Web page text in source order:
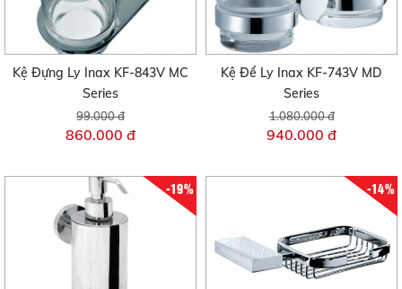
Kệ Đựng Ly Inax KF-843V MC
Series
99.000 đ
860.000 đ
Kệ Để Ly Inax KF-743V MD
Series
1.080.000 đ
940.000 đ
-19% -14%